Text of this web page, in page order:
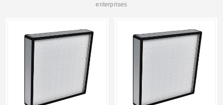
enterprises